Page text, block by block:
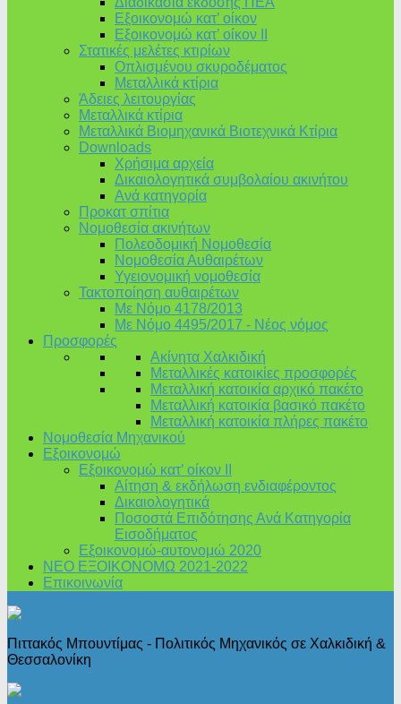
Εξοικονομώ κατ’ οίκoν
Εξοικονομώ κατ’ οίκον II
Στατικές μελέτες κτιρίων
Οπλισμένου σκυροδέματος
Μεταλλικά κτίρια
Άδειες λειτουργίας
Μεταλλικά κτίρια
Μεταλλικά Βιομηχανικά Βιοτεχνικά Κτίρια
Downloads
Χρήσιμα αρχεία
Δικαιολογητικά συμβολαίου ακινήτου
Ανά κατηγορία
Προκατ σπίτια
Νομοθεσία ακινήτων
Πολεοδομική Νομοθεσία
Νομοθεσία Αυθαιρέτων
Υγειονομική νομοθεσία
Τακτοποίηση αυθαιρέτων
Με Νόμο 4178/2013
Με Νόμο 4495/2017 - Νέος νόμος
Προσφορές
Ακίνητα Χαλκιδική
Μεταλλικές κατοικίες προσφορές
Μεταλλική κατοικία αρχικό πακέτο
Μεταλλική κατοικία βασικό πακέτο
Μεταλλική κατοικία πλήρες πακέτο
Νομοθεσία Μηχανικού
Εξοικονομώ
Εξοικονομώ κατ’ οίκον II
Αίτηση & εκδήλωση ενδιαφέροντος
Δικαιολογητικά
Ποσοστά Επιδότησης Ανά Κατηγορία
Εισοδήματος
Εξοικονομώ-αυτονομώ 2020
ΝΕΟ ΕΞΟΙΚΟΝΟΜΩ 2021-2022
Επικοινωνία
Πιττακός Μπουντίμας - Πολιτικός Μηχανικός σε Χαλκιδική &
Θεσσαλονίκη